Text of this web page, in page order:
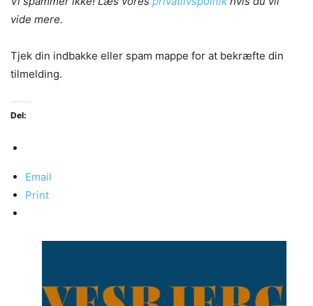
vide mere.
Tjek din indbakke eller spam mappe for at bekræfte din
tilmelding.
Del:
Email
Print